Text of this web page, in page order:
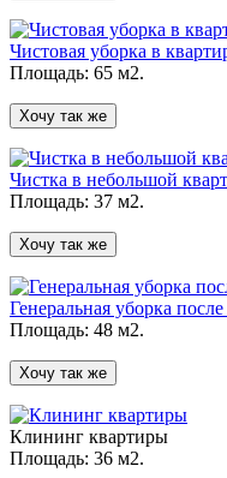
Чистовая уборка в
Площадь: 65 м2.
Хочу так же
Чистка в небольшой
Площадь: 37 м2.
Хочу так же
Генеральная уборка
Площадь: 48 м2.
Хочу так же
Клининг квартиры
Площадь: 36 м2.